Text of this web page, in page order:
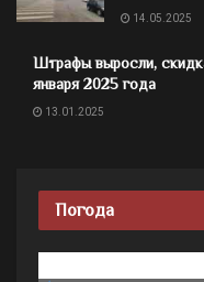
14.05.2025
Штрафы выросли,
января 2025 года
13.01.2025
Погода